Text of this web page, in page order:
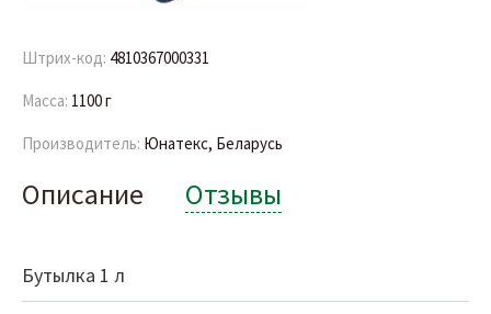
Штрих-код: 4810367000331
Масса: 1100 г
Производитель: Юнатекс, Беларусь
Описание Отзывы
Бутылка 1 л